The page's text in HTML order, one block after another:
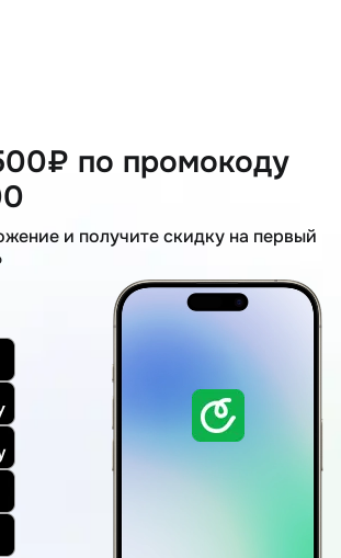
по промокоду
и получите скидку на первый